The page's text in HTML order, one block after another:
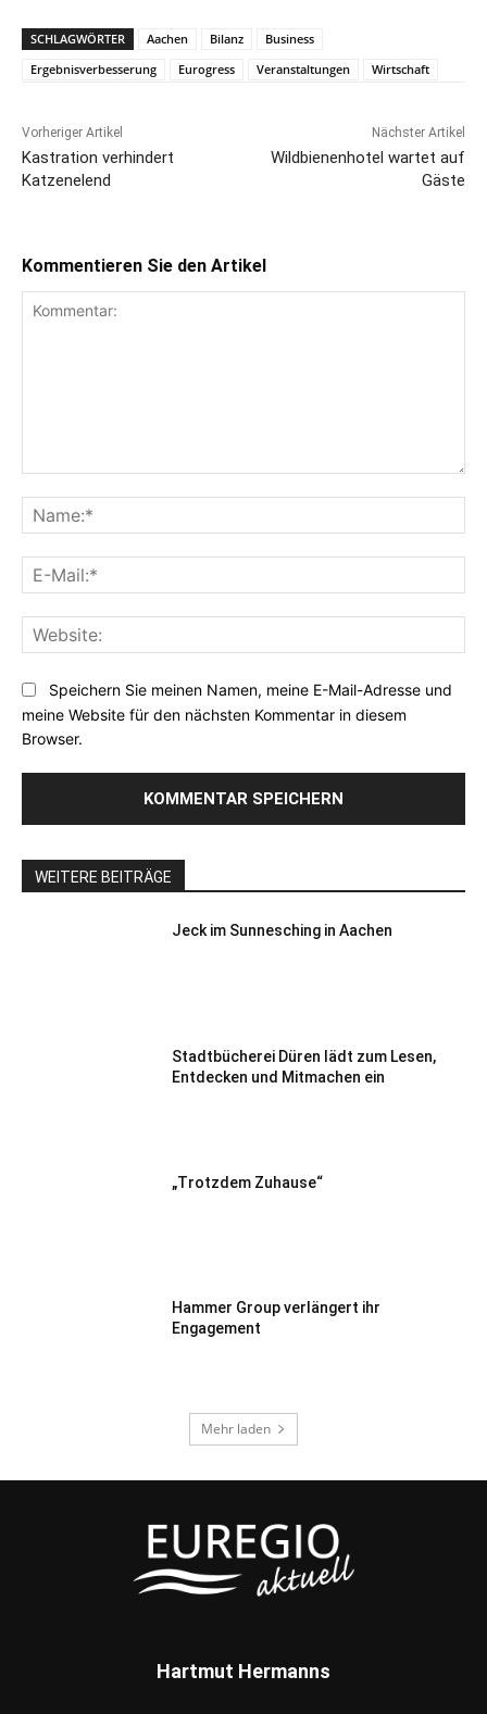
SCHLAGWÖRTER Aachen Bilanz
Business
Ergebnisverbesserung
Eurogress Veranstaltungen Wirtschaft
Vorheriger Artikel
Kastration verhindert
Katzenelend
Nächster Artikel
Wildbienenhotel wartet auf
Gäste
Kommentieren Sie den Artikel
Speichern Sie meinen Namen, meine E-Mail-Adresse und
meine Website für den nächsten Kommentar in diesem
Browser.
WEITERE BEITRÄGE
Jeck im Sunnesching in Aachen
Stadtbücherei Düren lädt zum Lesen,
Entdecken und Mitmachen ein
„Trotzdem Zuhause“
Hammer Group verlängert ihr
Engagement
Mehr laden
Hartmut Hermanns